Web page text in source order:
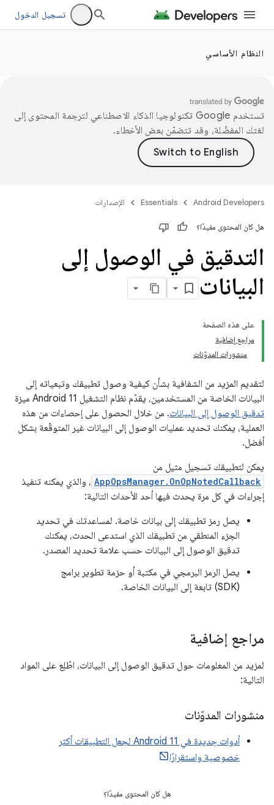
تسجيل الدخول
النظام الأساسي
تستخدم Google تكنولوجيا الذكاء الاصطناعي لترجمة المحتوى إلى
لغتك المفضّلة، وقد تتضمّن بعض الأخطاء.
Android Developers
Essentials الإصدارات
هل كان المحتوى مفيدًا؟
التدقيق في الوصول إلى
البيانات
على هذه الصفحة
مراجع إضافية
منشورات المدوّنات
لتقديم المزيد من الشفافية بشأن كيفية وصول تطبيقك وتبعياته إلى
البيانات الخاصة من المستخدمين، يقدّم نظام التشغيل Android 11 ميزة
تدقيق الوصول إلى البيانات. من خلال الحصول على إحصاءات من هذه
العملية، يمكنك تحديد عمليات الوصول إلى البيانات غير المتوقّعة بشكل
أفضل.
يمكن لتطبيقك تسجيل مثيل من
AppOpsManager.OnOpNotedCallback ، والذي يمكنه تنفيذ
إجراءات في كل مرة يحدث فيها أحد الأحداث التالية:
يصل رمز تطبيقك إلى بيانات خاصة. لمساعدتك في تحديد
الجزء المنطقي من تطبيقك الذي استدعى الحدث، يمكنك
تدقيق الوصول إلى البيانات حسب علامة تحديد المصدر.
يصل الرمز البرمجي في مكتبة أو حزمة تطوير برامج
(SDK) تابعة إلى البيانات الخاصة.
مراجع إضافية
لمزيد من المعلومات حول تدقيق الوصول إلى البيانات، اطّلِع على المواد
التالية:
منشورات المدوّنات
أدوات جديدة في Android 11 لجعل التطبيقات أكثر
خصوصية واستقرارًا
هل كان المحتوى مفيدًا؟